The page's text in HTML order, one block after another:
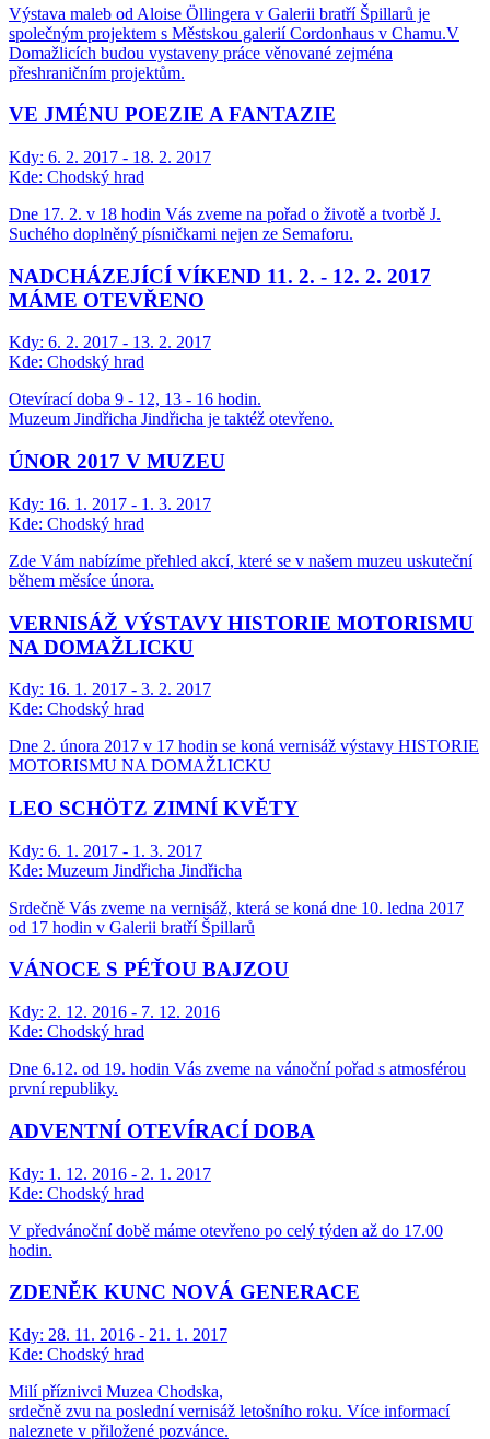
Výstava maleb od Aloise Öllingera v Galerii bratří Špillarů je
společným projektem s Městskou galerií Cordonhaus v Chamu.V
Domažlicích budou vystaveny práce věnované zejména
přeshraničním projektům.
VE JMÉNU POEZIE A FANTAZIE
Kdy: 6. 2. 2017 - 18. 2. 2017
Kde: Chodský hrad
Dne 17. 2. v 18 hodin Vás zveme na pořad o životě a tvorbě J.
Suchého doplněný písničkami nejen ze Semaforu.
NADCHÁZEJÍCÍ VÍKEND 11. 2. - 12. 2. 2017
MÁME OTEVŘENO
Kdy: 6. 2. 2017 - 13. 2. 2017
Kde: Chodský hrad
Otevírací doba 9 - 12, 13 - 16 hodin.
Muzeum Jindřicha Jindřicha je taktéž otevřeno.
ÚNOR 2017 V MUZEU
Kdy: 16. 1. 2017 - 1. 3. 2017
Kde: Chodský hrad
Zde Vám nabízíme přehled akcí, které se v našem muzeu uskuteční
během měsíce února.
VERNISÁŽ VÝSTAVY HISTORIE MOTORISMU
NA DOMAŽLICKU
Kdy: 16. 1. 2017 - 3. 2. 2017
Kde: Chodský hrad
Dne 2. února 2017 v 17 hodin se koná vernisáž výstavy HISTORIE
MOTORISMU NA DOMAŽLICKU
LEO SCHÖTZ ZIMNÍ KVĚTY
Kdy: 6. 1. 2017 - 1. 3. 2017
Kde: Muzeum Jindřicha Jindřicha
Srdečně Vás zveme na vernisáž, která se koná dne 10. ledna 2017
od 17 hodin v Galerii bratří Špillarů
VÁNOCE S PÉŤOU BAJZOU
Kdy: 2. 12. 2016 - 7. 12. 2016
Kde: Chodský hrad
Dne 6.12. od 19. hodin Vás zveme na vánoční pořad s atmosférou
první republiky.
ADVENTNÍ OTEVÍRACÍ DOBA
Kdy: 1. 12. 2016 - 2. 1. 2017
Kde: Chodský hrad
V předvánoční době máme otevřeno po celý týden až do 17.00
hodin.
ZDENĚK KUNC NOVÁ GENERACE
Kdy: 28. 11. 2016 - 21. 1. 2017
Kde: Chodský hrad
Milí příznivci Muzea Chodska,
srdečně zvu na poslední vernisáž letošního roku. Více informací
naleznete v přiložené pozvánce.